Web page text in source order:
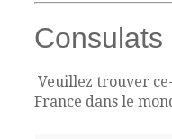
Consulats
Veuillez trouver
France dans le